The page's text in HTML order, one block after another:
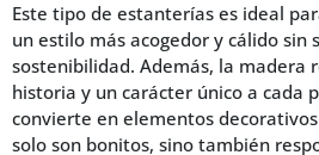
Este tipo de estanterías es ideal
un estilo más acogedor y cálido sin
sostenibilidad. Además, la madera
historia y un carácter único a cada
convierte en elementos
solo son bonitos, sino también